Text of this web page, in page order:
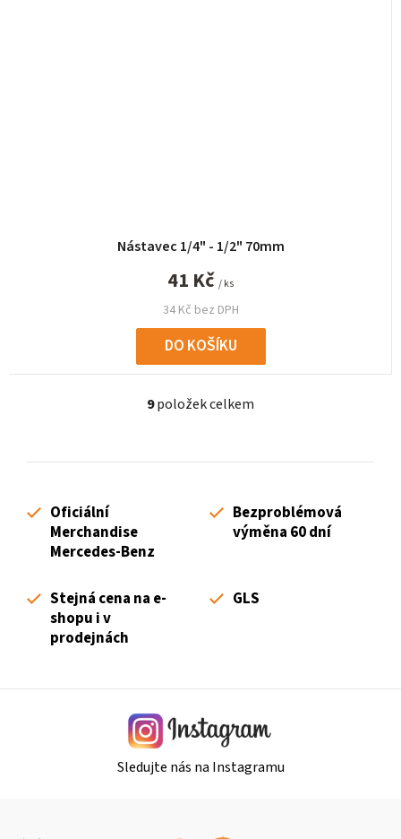
Nástavec 1/4" - 1/2" 70mm
34 Kč bez DPH
41 Kč / ks
DO KOŠÍKU
O
l
v
ý
p
i
s
9položek celkem
Oficiální
Merchandise
Mercedes-Benz
Bezproblémová
výměna 60 dní
Stejná cena na e-
shopu i v
prodejnách
GLS
Sledujte nás na Instagramu